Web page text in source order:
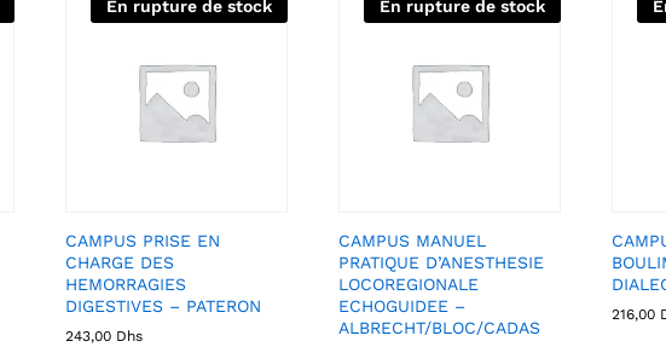
En rupture de stock
CAMPUS PRISE EN
CHARGE DES
HEMORRAGIES
DIGESTIVES – PATERON
243,00 Dhs
En rupture de stock
CAMPUS MANUEL
PRATIQUE D’ANESTHESIE
LOCOREGIONALE
ECHOGUIDEE –
ALBRECHT/BLOC/CADAS
216,00